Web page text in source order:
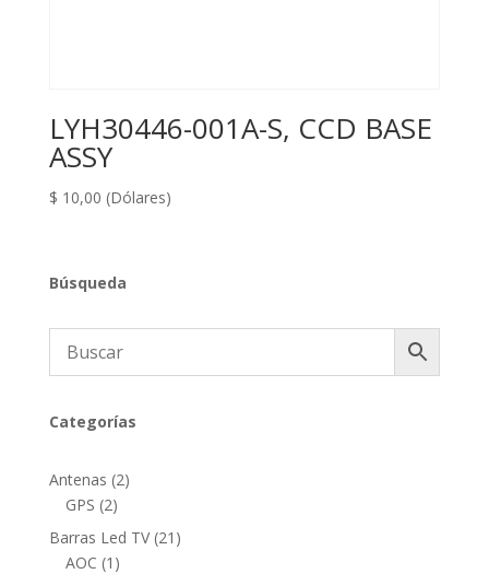
LYH30446-001A-S, CCD BASE
ASSY
$ 10,00 (Dólares)
Búsqueda
Categorías
Antenas 22
GPS 22
productos
Barras Led TV 21 21
AOC 1 1